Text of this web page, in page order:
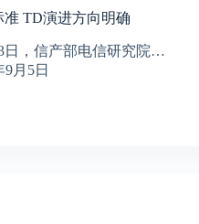
TD演进方向明确
，信产部电信研究院…
9月5日